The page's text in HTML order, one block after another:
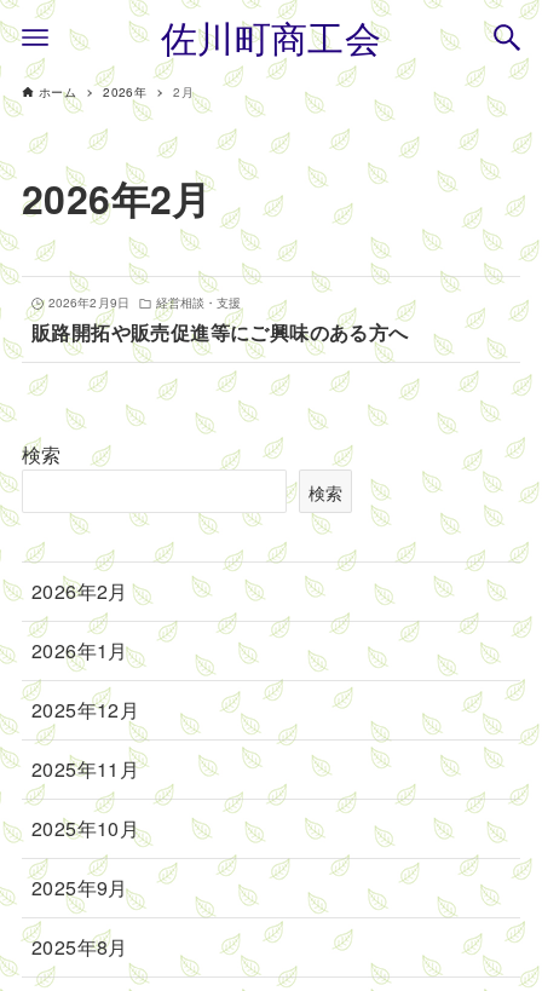
佐川町商工会
ホーム 2026年 2月
2026年2月
2026年2月9日 経営相談・支援
販路開拓や販売促進等にご興味のある方へ
検索
検索
2026年2月
2026年1月
2025年12月
2025年11月
2025年10月
2025年9月
2025年8月